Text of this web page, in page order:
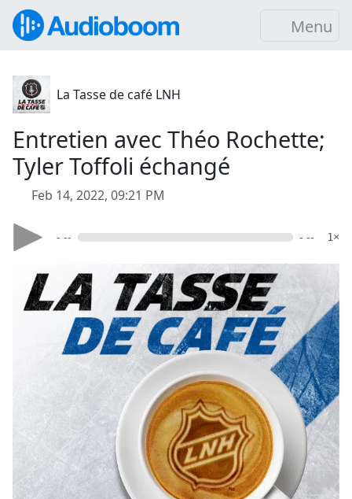
Menu
La Tasse de café LNH
Entretien avec Théo Rochette;
Tyler Toffoli échangé
Feb 14, 2022, 09:21 PM
- -- - -- 1×